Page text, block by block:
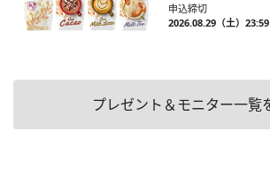
申込締切
2026.08.29（土）
プレゼント＆モニター一覧